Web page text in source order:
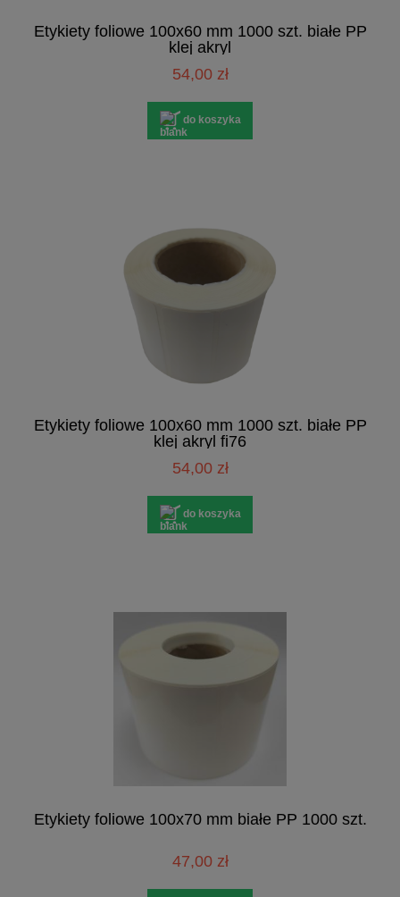
Etykiety foliowe 100x60 mm 1000 szt. białe PP
klej akryl
54,00 zł
do koszyka
Etykiety foliowe 100x60 mm 1000 szt. białe PP
klej akryl fi76
54,00 zł
do koszyka
Etykiety foliowe 100x70 mm białe PP 1000 szt.
47,00 zł